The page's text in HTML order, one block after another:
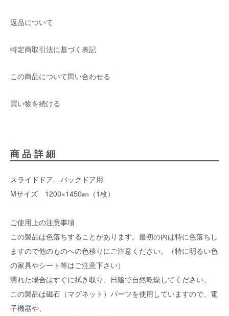
返品について
特定商取引法に基づく表記
この商品について問い合わせる
買い物を続ける
商品詳細
スライドドア、バックドア用
Mサイズ 1200×1450㎜（1枚）
ご使用上の注意事項
この製品は色落ちすることがあります。最初の内は特に色落ちし
ますので他のものへの色移りにご注意ください。（特に明るい色
の家具やシート等はご注意下さい）
濡れた場合はすぐに拭き取り、日陰で自然乾燥してください。
この製品は磁石（マグネット）パーツを使用していますので、電
子機器や、